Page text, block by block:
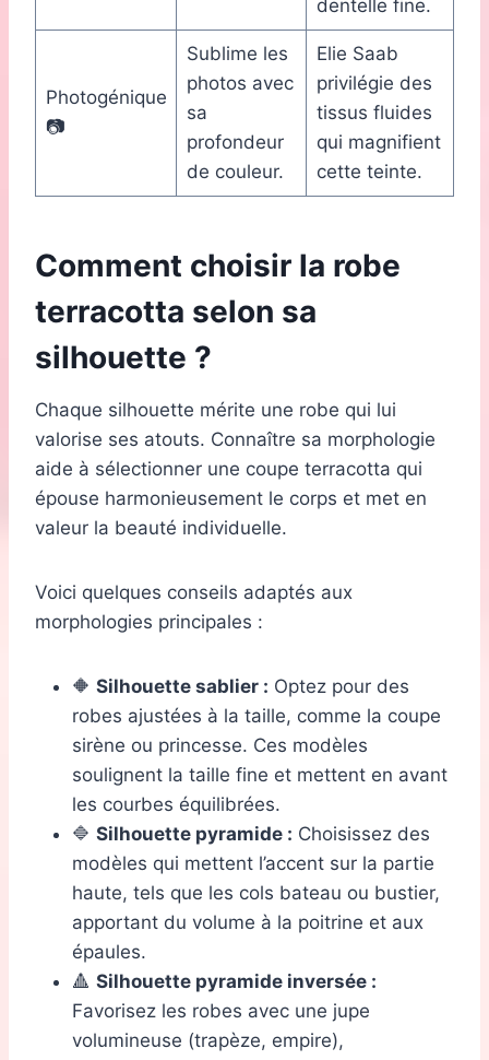
dentelle fine.
Photogénique
📷
Sublime les
photos avec
sa
profondeur
de couleur.
Elie Saab
privilégie des
tissus fluides
qui magnifient
cette teinte.
Comment choisir la robe
terracotta selon sa
silhouette ?
Chaque silhouette mérite une robe qui lui
valorise ses atouts. Connaître sa morphologie
aide à sélectionner une coupe terracotta qui
épouse harmonieusement le corps et met en
valeur la beauté individuelle.
Voici quelques conseils adaptés aux
morphologies principales :
🔶 Silhouette sablier : Optez pour des
robes ajustées à la taille, comme la coupe
sirène ou princesse. Ces modèles
soulignent la taille fine et mettent en avant
les courbes équilibrées.
🔷 Silhouette pyramide : Choisissez des
modèles qui mettent l’accent sur la partie
haute, tels que les cols bateau ou bustier,
apportant du volume à la poitrine et aux
épaules.
🔺 Silhouette pyramide inversée :
Favorisez les robes avec une jupe
volumineuse (trapèze, empire),